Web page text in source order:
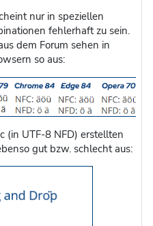
nur in speziellen
fehlerhaft zu sein.
dem Forum sehen in
so aus:
(in UTF-8 NFD) erstellten
gut bzw. schlecht aus: